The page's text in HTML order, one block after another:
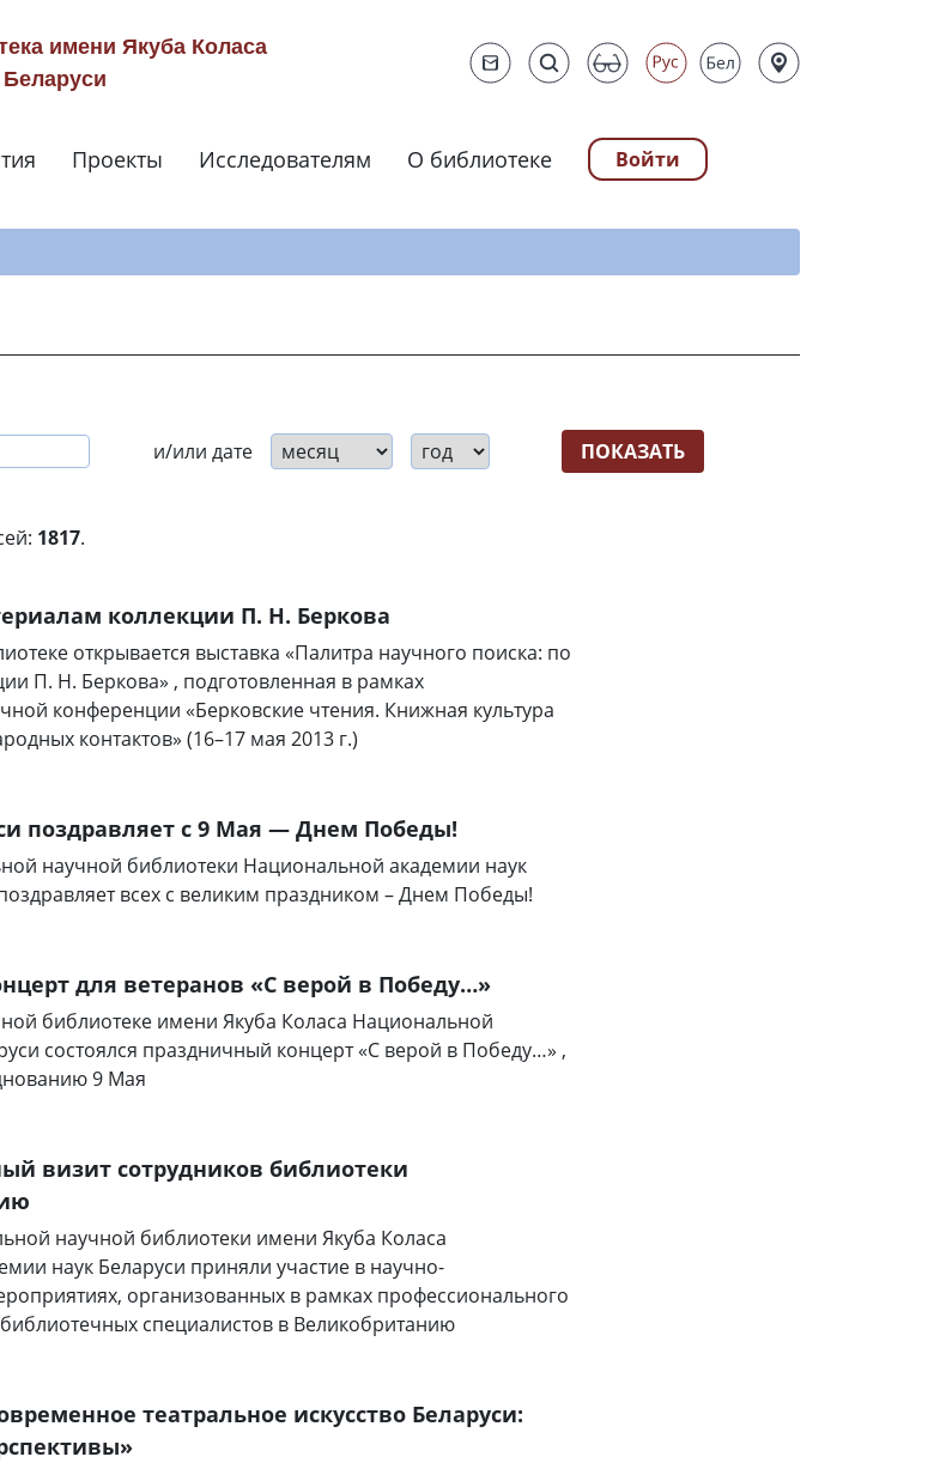
имени Якуба Коласа
Навигация по сайту
Проекты Исследователям О библиотеке Войти
и/или дате
1817.
коллекции П. Н. Беркова
открывается выставка «Палитра научного поиска: по
П. Н. Беркова» , подготовленная в рамках
конференции «Берковские чтения. Книжная культура
контактов» (16–17 мая 2013 г.)
поздравляет с 9 Мая — Днем Победы!
научной библиотеки Национальной академии наук
всех с великим праздником – Днем Победы!
для ветеранов «С верой в Победу…»
библиотеке имени Якуба Коласа Национальной
состоялся праздничный концерт «С верой в Победу…» ,
9 Мая
визит сотрудников библиотеки
научной библиотеки имени Якуба Коласа
наук Беларуси приняли участие в научно-
организованных в рамках профессионального
библиотечных специалистов в Великобританию
театральное искусство Беларуси: